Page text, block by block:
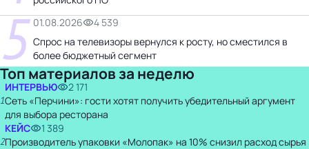
5 01.08.2026
4 539
Спрос на телевизоры вернулся к росту, но сместился в
более бюджетный сегмент
Топ материалов за неделю
1
ИНТЕРВЬЮ
2 171
Сеть «Перчини»: гости хотят получить убедительный аргумент
для выбора ресторана
2
КЕЙС
1 389
Производитель упаковки «Молопак» на 10% снизил расход сырья